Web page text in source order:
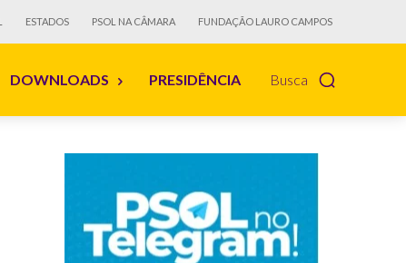
ESTADOS PSOL NA CÂMARA FUNDAÇÃO LAURO CAMPOS
Busca
DOWNLOADS PRESIDÊNCIA